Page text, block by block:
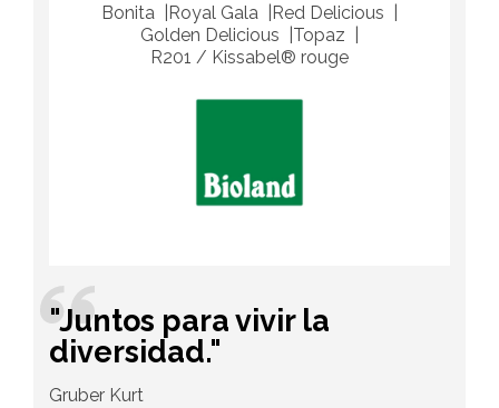
Bonita Royal Gala
Red Delicious
Golden Delicious
Topaz
R201 / Kissabel® rouge
"Juntos para vivir la
diversidad."
Gruber Kurt